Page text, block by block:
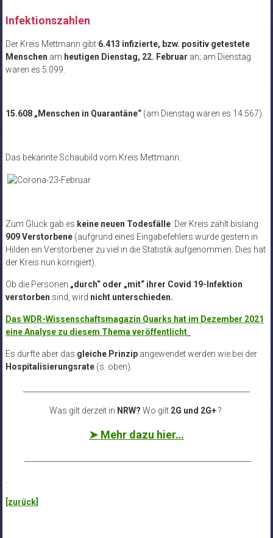
Infektionszahlen
Der Kreis Mettmann gibt6.413 infizierte, bzw. positiv getestete
Menschen am heutigen Dienstag, 22. Februar an; am Dienstag
waren es 5.099.
15.608 „Menschen in Quarantäne“ (am Dienstag waren es 14.567).
Das bekannte Schaubild vom Kreis Mettmann:
Zum Glück gab es keine neuen Todesfälle. Der Kreis zählt bislang
909 Verstorbene (aufgrund eines Eingabefehlers wurde gestern in
Hilden ein Verstorbener zu viel in die Statistik aufgenommen. Dies hat
der Kreis nun korrigiert).
Ob die Personen „durch“ oder „mit“ ihrer Covid 19-Infektion
verstorben sind, wird nicht unterschieden.
Das WDR-Wissenschaftsmagazin Quarks hat im Dezember 2021
eine Analyse zu diesem Thema veröffentlicht.
Es dürfte aber das gleiche Prinzipangewendet werden wie bei der
Hospitalisierungsrate(s. oben).
Was gilt derzeit in NRW? Wo gilt 2G und 2G+?
➤ Mehr dazu hier…
[zurück]